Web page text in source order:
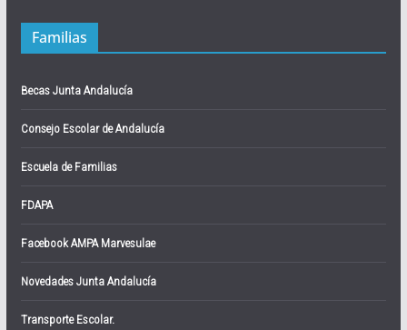
Familias
Becas Junta Andalucía
Consejo Escolar de Andalucía
Escuela de Familias
FDAPA
Facebook AMPA Marvesulae
Novedades Junta Andalucía
Transporte Escolar.